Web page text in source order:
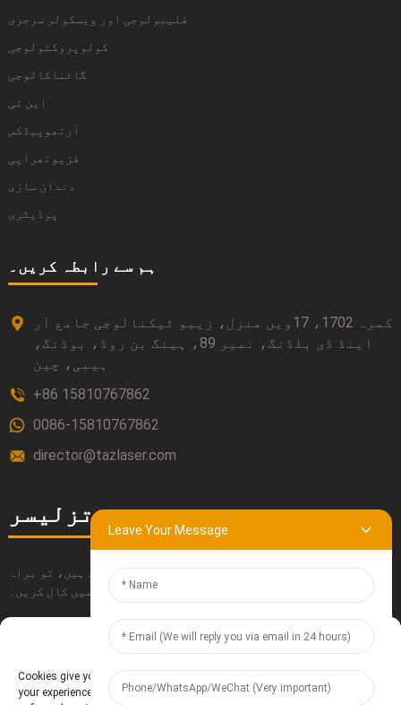
فلیبولوجی اور ویسکولر سرجری
کولوپروکٹولوجی
گائناکالوجی
این ٹی
آرتھوپیڈکس
فزیوتھراپی
دندان سازی
پوڈیٹری
ہم سے رابطہ کریں۔
کمرہ 1702، 17ویں منزل، زیبو ٹیکنالوجی جامع آر
اینڈ ڈی بلڈنگ، نمبر 89، ہینگ بن روڈ، بوڈنگ،
ہیبی، چین
+86 15810767862
0086-15810767862
director@tazlaser.com
تزلیسر
اگر آپ کو ہماری مصنوعات کے بارے میں کوئی سوالات ہیں، تو براہ
کرم ہماری رابطہ معلومات، ای میل یا براہ راست ہمیں کال کریں۔
جمع کروائیں۔
Leave Your Message
Manage Cookie Consent
Cookies give you a personalized experience. Cookie files help us to enhance
your experience using our website, simplify navigation, keep our website